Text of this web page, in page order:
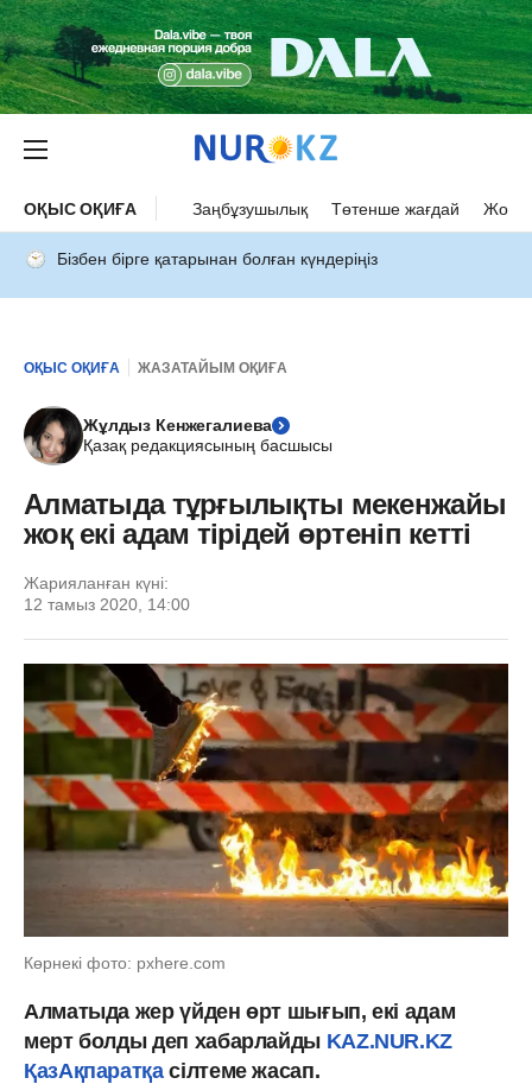
ОҚЫС ОҚИҒА Заңбұзушылық Төтенше жағдай Жол
Бізбен бірге қатарынан болған күндеріңіз
ОҚЫС ОҚИҒА ЖАЗАТАЙЫМ ОҚИҒА
Жұлдыз Кенжегалиева
Қазақ редакциясының басшысы
Алматыда тұрғылықты мекенжайы
жоқ екі адам тірідей өртеніп кетті
Жарияланған күні:
12 тамыз 2020, 14:00
Көрнекі фото: pxhere.com
Алматыда жер үйден өрт шығып, екі адам
мерт болды деп хабарлайды KAZ.NUR.KZ
ҚазАқпаратқасілтеме жасап.